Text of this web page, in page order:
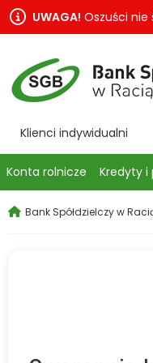
UWAGA! Oszuści nie
Klienci indywidualni
Konta rolnicze Kredyty i
Bank Spółdzielczy w